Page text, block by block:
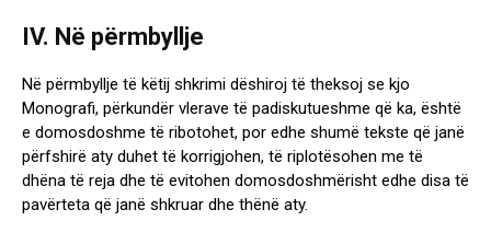
IV. Në përmbyllje
Në përmbyllje të këtij shkrimi dëshiroj të theksoj se kjo
Monografi, përkundër vlerave të padiskutueshme që ka, është
e domosdoshme të ribotohet, por edhe shumë tekste që janë
përfshirë aty duhet të korrigjohen, të riplotësohen me të
dhëna të reja dhe të evitohen domosdoshmërisht edhe disa të
pavërteta që janë shkruar dhe thënë aty.